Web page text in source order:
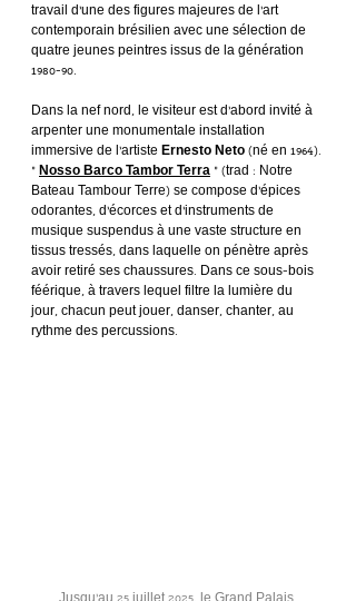
travail d’une des figures majeures de l’art
contemporain brésilien avec une sélection de
quatre jeunes peintres issus de la génération
1980-90.
Dans la nef nord, le visiteur est d’abord invité à
arpenter une monumentale installation
immersive de l’artiste Ernesto Neto (né en 1964).
« Nosso Barco Tambor Terra » (trad : Notre
Bateau Tambour Terre) se compose d’épices
odorantes, d’écorces et d’instruments de
musique suspendus à une vaste structure en
tissus tressés, dans laquelle on pénètre après
avoir retiré ses chaussures. Dans ce sous-bois
féérique, à travers lequel filtre la lumière du
jour, chacun peut jouer, danser, chanter, au
rythme des percussions.